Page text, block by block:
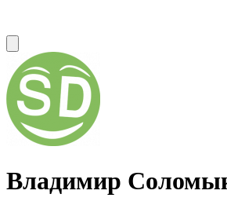
Владимир